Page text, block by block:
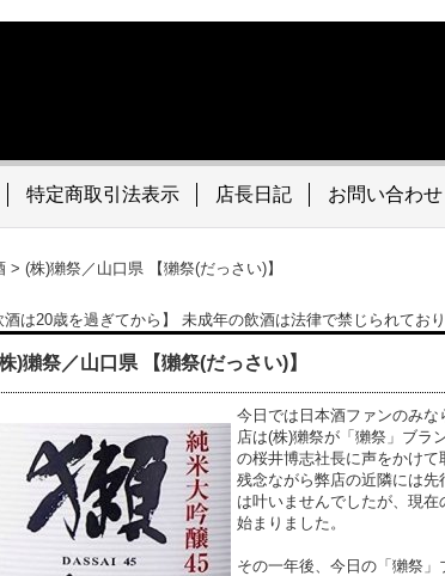
特定商取引法表示 店長日記 お問い合わせ
> (株)獺祭／山口県 【獺祭(だっさい)】
酒は20歳を過ぎてから】 未成年の飲酒は法律で禁じられてお
)獺祭／山口県 【獺祭(だっさい)】
今日では日本酒ファンのみ
店は(株)獺祭が「獺祭」ブラ
の桜井博志社長に声をかけて
残念ながら弊店の近隣には
は叶いませんでしたが、現
始まりました。
その一年後、今日の「獺祭